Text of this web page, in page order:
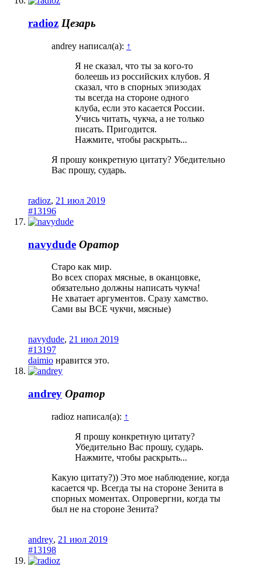
radioz Цезарь
andrey написал(а): ↑
Я не сказал, что ты за кого-то
болеешь из российских клубов. Я
сказал, что в спорных эпизодах
ты всегда на стороне одного
клуба, если это касается России.
Учись читать, чукча, а не только
писать. Пригодится.
Нажмите, чтобы раскрыть...
Я прошу конкретную цитату? Убедительно
Вас прошу, сударь.
radioz, 21 июл 2019
#13196
navydude Оратор
Старо как мир.
Во всех спорах мясные, в оканцовке,
обязательно должны написать чукча!
Не хватает аргументов. Сразу хамство.
Сами вы ВСЕ чукчи, мясные)
navydude, 21 июл 2019
#13197
daimio нравится это.
andrey Оратор
radioz написал(а): ↑
Я прошу конкретную цитату?
Убедительно Вас прошу, сударь.
Нажмите, чтобы раскрыть...
Какую цитату?)) Это мое наблюдение, когда
касается чр. Всегда ты на стороне Зенита в
спорных моментах. Опровергни, когда ты
был не на стороне Зенита?
andrey, 21 июл 2019
#13198